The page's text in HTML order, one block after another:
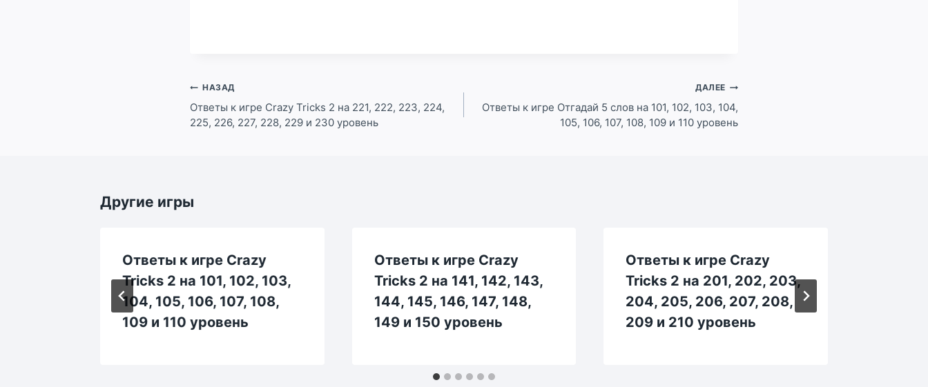
Навигация
по
записям
НАЗАД
Ответы к игре Crazy Tricks 2 на 221, 222, 223, 224,
225, 226, 227, 228, 229 и 230 уровень
ДАЛЕЕ
Ответы к игре Отгадай 5 слов на 101, 102, 103, 104,
105, 106, 107, 108, 109 и 110 уровень
Другие игры
Ответы к игре Crazy
Tricks 2 на 101, 102, 103,
104, 105, 106, 107, 108,
109 и 110 уровень
Ответы к игре Crazy
Tricks 2 на 141, 142, 143,
144, 145, 146, 147, 148,
149 и 150 уровень
Ответы к игре Crazy
Tricks 2 на 201, 202, 203,
204, 205, 206, 207, 208,
209 и 210 уровень